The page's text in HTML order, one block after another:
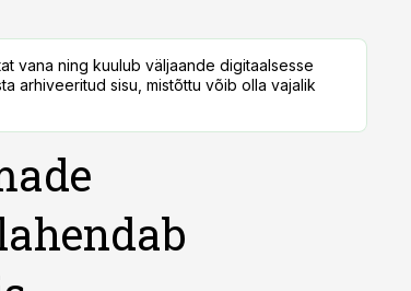
vana ning kuulub väljaande digitaalsesse
arhiveeritud sisu, mistõttu võib olla vajalik